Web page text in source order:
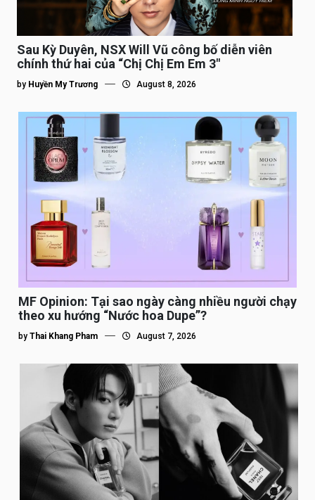
Sau Kỳ Duyên, NSX Will Vũ công bố diễn viên
chính thứ hai của “Chị Chị Em Em 3″
by Huyền My Trương August 8, 2026
MF Opinion: Tại sao ngày càng nhiều người chạy
theo xu hướng “Nước hoa Dupe”?
by Thai Khang Pham August 7, 2026